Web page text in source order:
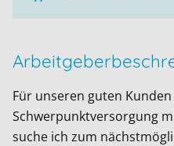
Für unseren guten
Schwerpunktversorgung
suche ich zum